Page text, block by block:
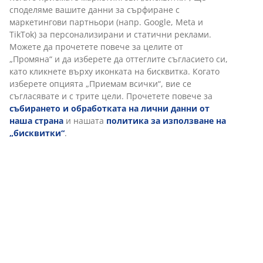
Характеристики
Отзиви
(2)
Доставка
споделяме вашите данни за сърфиране с
маркетингови партньори (напр. Google, Meta и
TikTok) за персонализирани и статични реклами.
Можете да прочетете повече за целите от
„Промяна“ и да изберете да оттеглите съгласието си,
като кликнете върху иконката на бисквитка. Когато
изберете опцията „Приемам всички“, вие се
съгласявате и с трите цели. Прочетете повече за
събирането и обработката на лични данни от
наша страна и нашата политика за използване на
„бисквитки“.